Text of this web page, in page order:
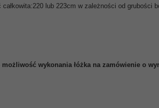
całkowita:220 lub 223cm w zależności od grubości
możliwość wykonania łóżka na zamówienie o